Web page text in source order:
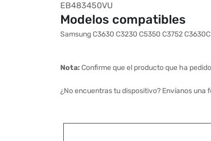
EB483450VU
Modelos compatibles
Samsung C3630 C3230 C5350 C3752
Nota:Confirme que el producto que ha
¿No encuentras tu dispositivo? Envíanos